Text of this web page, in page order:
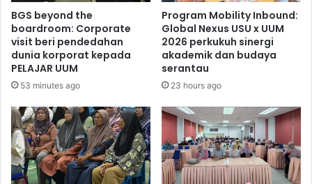
BGS beyond the
boardroom: Corporate
visit beri pendedahan
dunia korporat kepada
PELAJAR UUM
53 minutes ago
Program Mobility Inbound:
Global Nexus USU x UUM
2026 perkukuh sinergi
akademik dan budaya
serantau
23 hours ago